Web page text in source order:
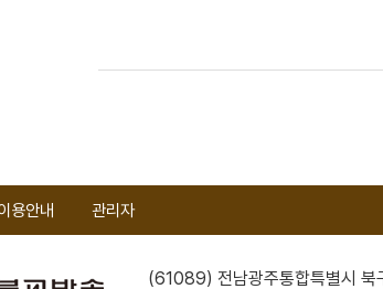
용안내 관리자
(61089) 전남광주통합특별시 북